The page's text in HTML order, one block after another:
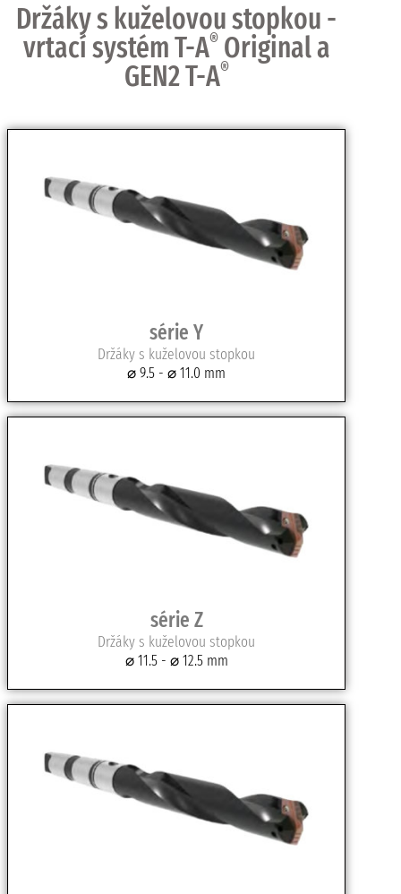
Držáky s kuželovou stopkou -
vrtací systém T-A®Original a
GEN2 T-A®
série Y
Držáky s kuželovou stopkou
⌀ 9.5 - ⌀ 11.0 mm
série Z
Držáky s kuželovou stopkou
⌀ 11.5 - ⌀ 12.5 mm